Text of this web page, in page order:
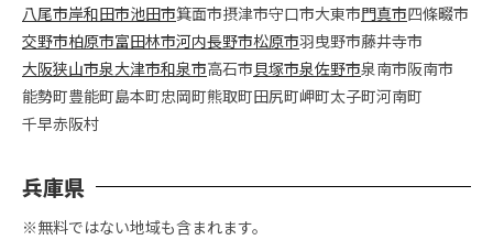
八尾市岸和田市池田市箕面市摂津市守口市大東市門真市四條畷市
交野市柏原市富田林市河内長野市松原市羽曳野市藤井寺市
大阪狭山市泉大津市和泉市高石市 貝塚市泉佐野市泉南市阪南市
能勢町豊能町島本町忠岡町熊取町田尻町岬町太子町河南町
千早赤阪村
兵庫県
※無料ではない地域も含まれます。